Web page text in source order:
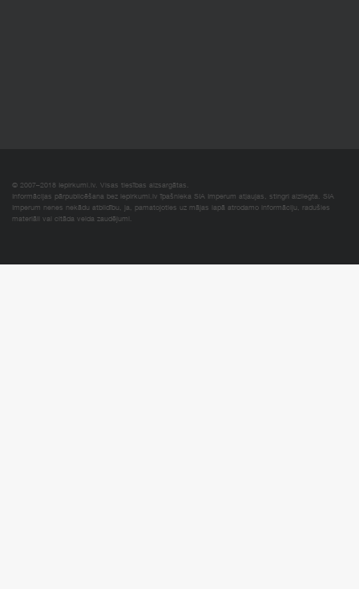
© 2007–2018 Iepirkumi.lv. Visas tiesības aizsargātas.
Informācijas pārpublicēšana bez iepirkumi.lv īpašnieka SIA Imperum atļaujas, stingri aizliegta. SIA
Imperum nenes nekādu atbildību, ja, pamatojoties uz mājas lapā atrodamo informāciju, radušies
materiāli vai citāda veida zaudējumi.